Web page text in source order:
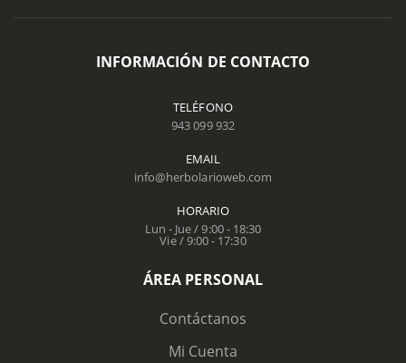
INFORMACIÓN DE CONTACTO
TELÉFONO
943 099 932
EMAIL
info@herbolarioweb.com
HORARIO
Lun - Jue / 9:00 - 18:30
Vie / 9:00 - 17:30
ÁREA PERSONAL
Contáctanos
Mi Cuenta